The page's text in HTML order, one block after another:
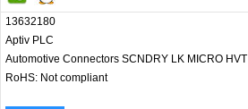
13632180
Aptiv PLC
Automotive Connectors SCNDRY LK MICRO HVT
RoHS: Not compliant